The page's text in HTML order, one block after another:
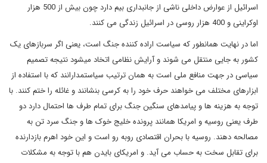
اسرائیل از عوارض داخلی ناشی از جانبداری بیم دارد چون بیش از 500 هزار
اوکراینی و 400 هزار روسی در اسرائیل زندگی می کنند.
اما در نهایت همانطور که سیاست اراده کننده جنگ است، یعنی اگر سربازهای یک
کشور به جایی منتقل می شوند و آرایش نظامی اتخاد میشود نتیجه تصمیم
سیاسی در جهت منافع ملی است به همان ترتیب سیاستمدارانند که با استفاده از
ابزارهای مختلف می خواهند حرف خود را به کرسی بنشانند و غائله را ختم کنند. با
توجه به هزینه ها و پیامدهای سنگین جنگ برای تمام طرف ها احتمال دارد دو
طرف یعنی روسیه و امریکا همانند پرونده خلیج خوک ها و جنگ سرد تن به
مصالحه دهند. روسیه با بحران اقتصادی روبه رو است و این خود اهرم بازدارنده
برای تقابل سخت به حساب می آید. و امریکای بایدن هم با توجه به مشکلات